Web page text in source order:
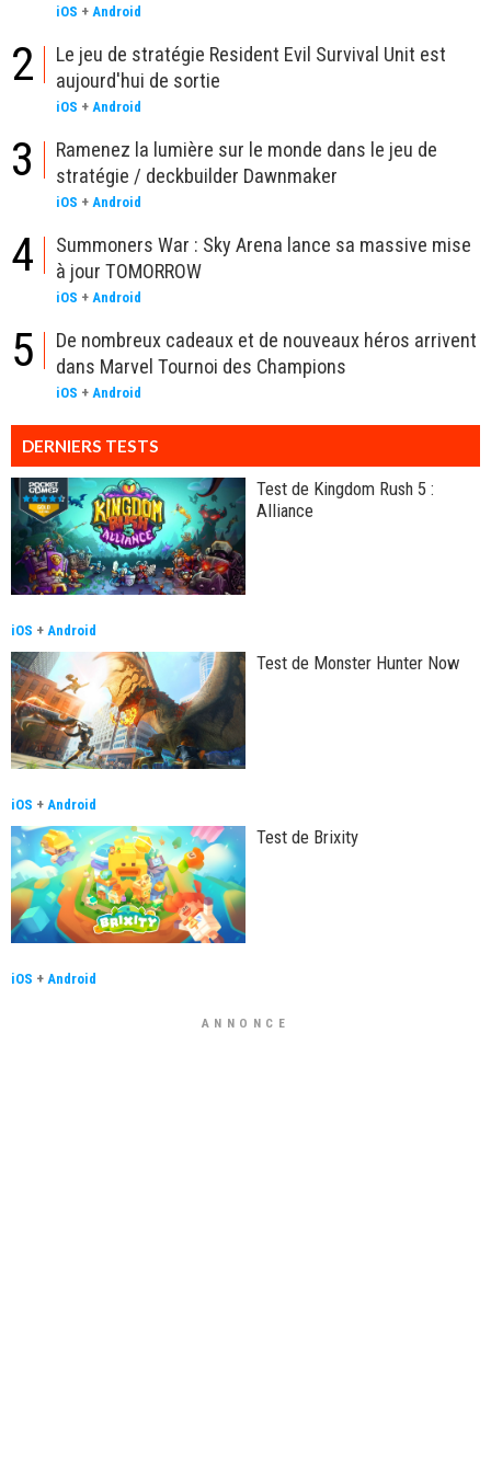
iOS + Android
2
Le jeu de stratégie Resident Evil Survival Unit est
aujourd'hui de sortie
iOS + Android
3
Ramenez la lumière sur le monde dans le jeu de
stratégie / deckbuilder Dawnmaker
iOS + Android
4
Summoners War : Sky Arena lance sa massive mise
à jour TOMORROW
iOS + Android
5
De nombreux cadeaux et de nouveaux héros arrivent
dans Marvel Tournoi des Champions
iOS + Android
DERNIERS TESTS
Test de Kingdom Rush 5 :
Alliance
iOS + Android
Test de Monster Hunter Now
iOS + Android
Test de Brixity
iOS + Android
ANNONCE